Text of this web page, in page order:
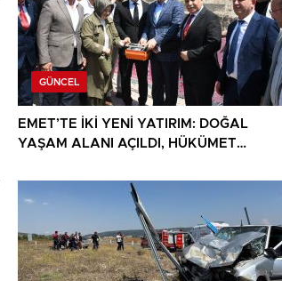
GÜNCEL
EMET’TE İKİ YENİ YATIRIM: DOĞAL
YAŞAM ALANI AÇILDI, HÜKÜMET